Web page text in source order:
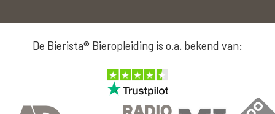
De Bierista® Bieropleiding is o.a. bekend van: